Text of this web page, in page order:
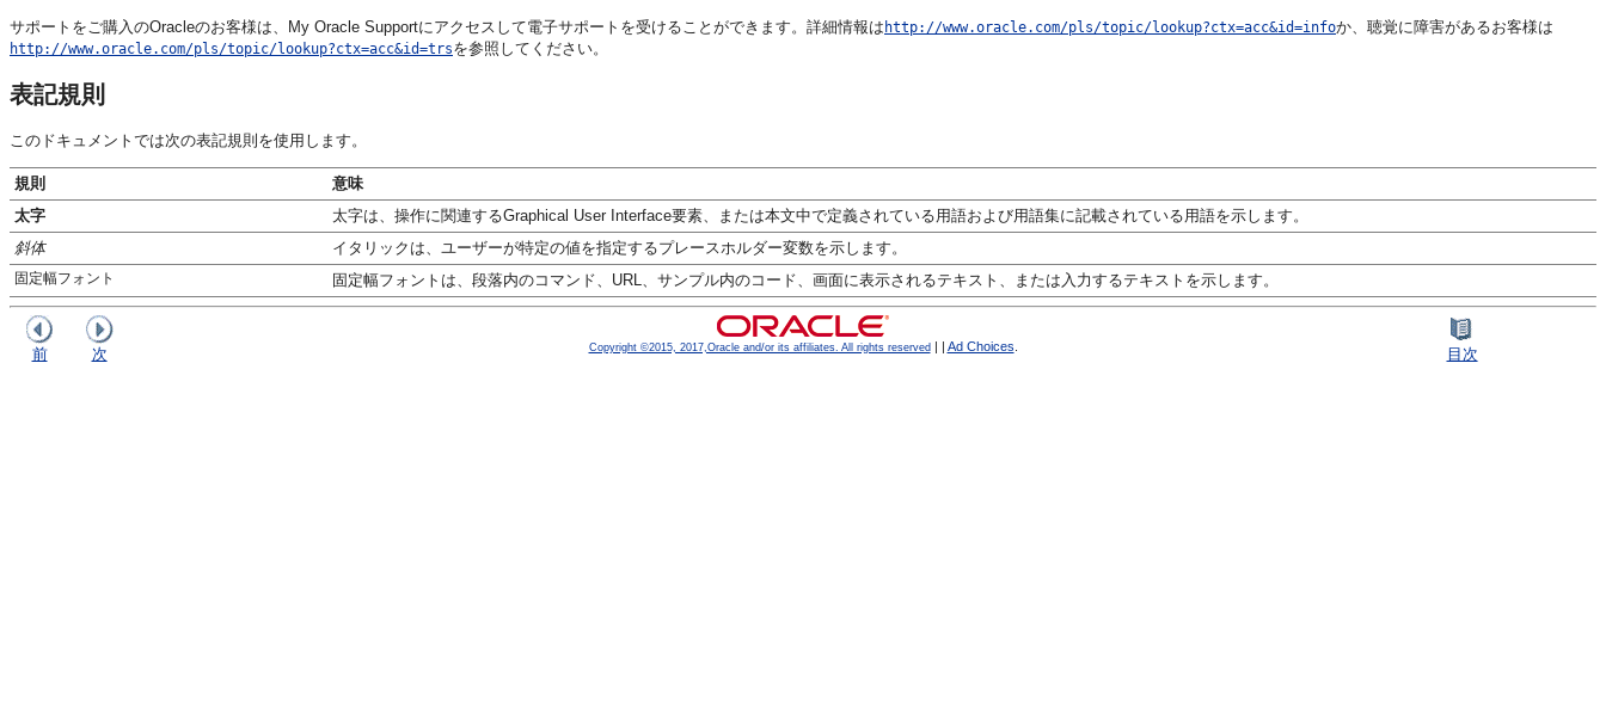
サポートをご購入のOracleのお客様は、My Oracle Supportにアクセスして電子サポートを受けることができます。詳細情報は http://www.oracle.com/pls/topic/lookup?ctx=acc&id=infoか、聴覚に障害があるお客様は
http://www.oracle.com/pls/topic/lookup?ctx=acc&id=trsを参照してください。
表記規則
このドキュメントでは次の表記規則を使用します。
規則
意味
太字
太字は、操作に関連するGraphical User Interface要素、または本文中で定義されている用語および用語集に記載されている用語を示します。
斜体
イタリックは、ユーザーが特定の値を指定するプレースホルダー変数を示します。
固定幅フォント 固定幅フォントは、段落内のコマンド、URL、サンプル内のコード、画面に表示されるテキスト、または入力するテキストを示します。
前 次 Copyright ©2015, 2017,Oracle and/or its affiliates. All rights reserved| Ad Choices 目次